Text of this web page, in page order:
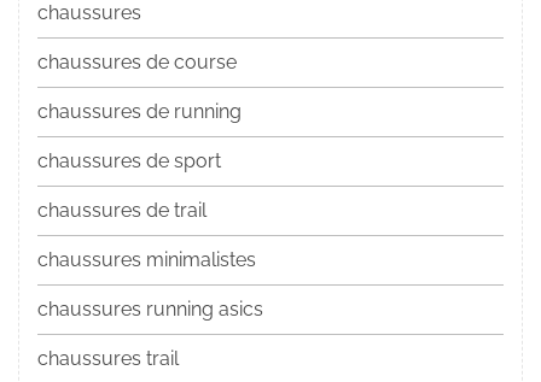
chaussures
chaussures de course
chaussures de running
chaussures de sport
chaussures de trail
chaussures minimalistes
chaussures running asics
chaussures trail